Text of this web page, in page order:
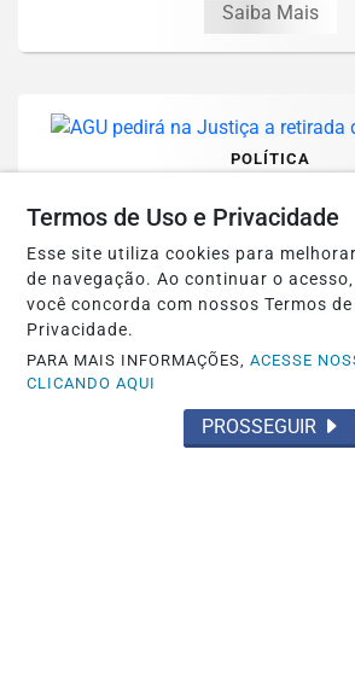
Saiba Mais
POLÍTICA
Discord do ar
Saiba Mais
SAÚDE
Termos de Uso e Privacidade
Esse site utiliza cookies para
de navegação. Ao continuar o
você concorda com nossos Termos de
Privacidade.
PARA MAIS INFORMAÇÕES,ACESSE
CLICANDO AQUI
PROSSEGUIR